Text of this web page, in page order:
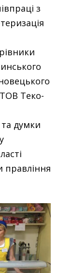
з
Теко-
думки
правління